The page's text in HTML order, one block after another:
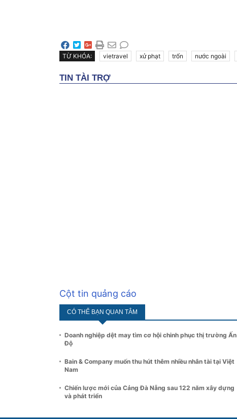
TỪ KHÓA: vietravel xử phạt trốn nước ngoài
Cột tin quảng cáo
CÓ THỂ BẠN QUAN TÂM
Doanh nghiệp dệt may tìm cơ hội chinh phục thị trường Ấn
Độ
Bain & Company muốn thu hút thêm nhiều nhân tài tại Việt
Nam
Chiến lược mới của Cảng Đà Nẵng sau 122 năm xây dựng
và phát triển